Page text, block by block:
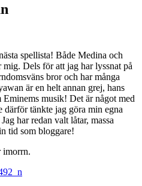
spellista! Både Medina och
Dels för att jag har lyssnat på
bror och har många
är en helt annan grej, hans
musik! Det är något med
därför tänkte jag göra min egna
har redan valt låtar, massa
tid som bloggare!
imorrn.